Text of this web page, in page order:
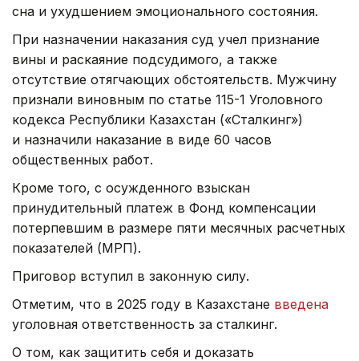
сна и ухудшением эмоционального состояния.
При назначении наказания суд учел признание
вины и раскаяние подсудимого, а также
отсутствие отягчающих обстоятельств. Мужчину
признали виновным по статье 115-1 Уголовного
кодекса Республики Казахстан («Сталкинг»)
и назначили наказание в виде 60 часов
общественных работ.
Кроме того, с осужденного взыскан
принудительный платеж в Фонд компенсации
потерпевшим в размере пяти месячных расчетных
показателей (МРП).
Приговор вступил в законную силу.
Отметим, что в 2025 году в Казахстане введена
уголовная ответственность за сталкинг.
О том, как защитить себя и доказать